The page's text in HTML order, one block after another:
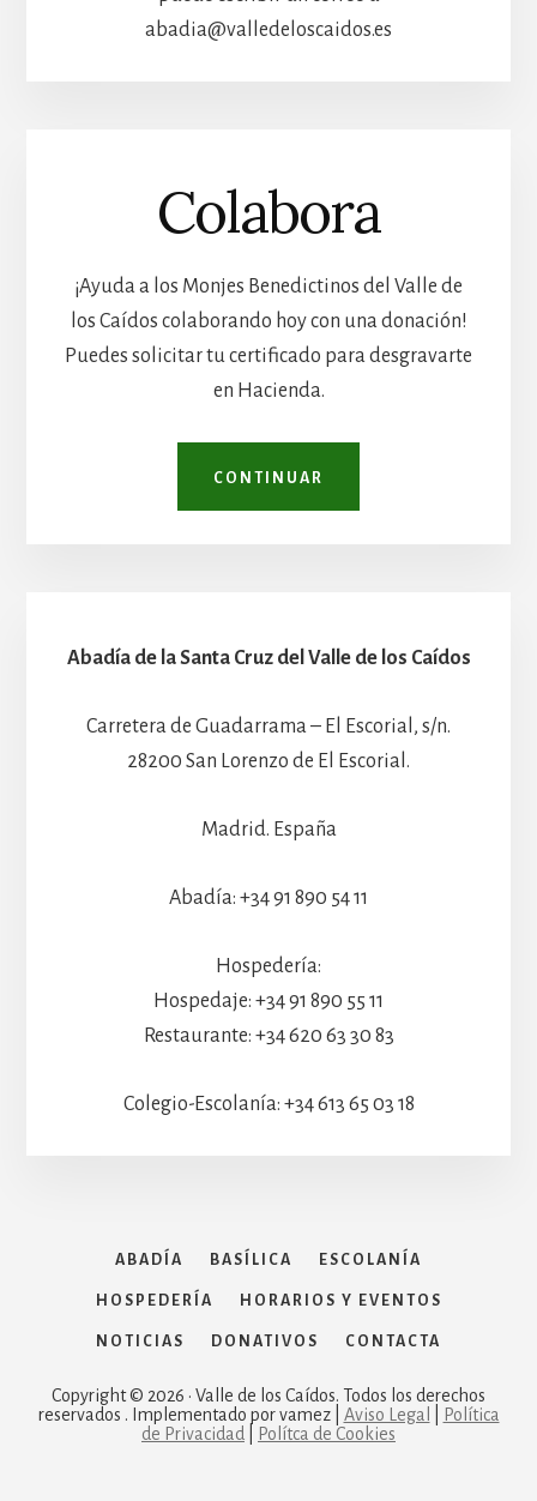
abadia@valledeloscaidos.es
Colabora
¡Ayuda a los Monjes Benedictinos del Valle de
los Caídos colaborando hoy con una donación!
Puedes solicitar tu certificado para desgravarte
en Hacienda.
CONTINUAR
Abadía de la Santa Cruz del Valle de los Caídos
Carretera de Guadarrama – El Escorial, s/n.
28200 San Lorenzo de El Escorial.
Madrid. España
Abadía: +34 91 890 54 11
Hospedería:
Hospedaje: +34 91 890 55 11
Restaurante: +34 620 63 30 83
Colegio-Escolanía: +34 613 65 03 18
ABADÍA BASÍLICA ESCOLANÍA
HOSPEDERÍA HORARIOS Y EVENTOS
NOTICIAS DONATIVOS CONTACTA
Copyright © 2026 · Valle de los Caídos. Todos los derechos
reservados . Implementado por vamez | Aviso Legal
Política
de Privacidad
Polítca de Cookies